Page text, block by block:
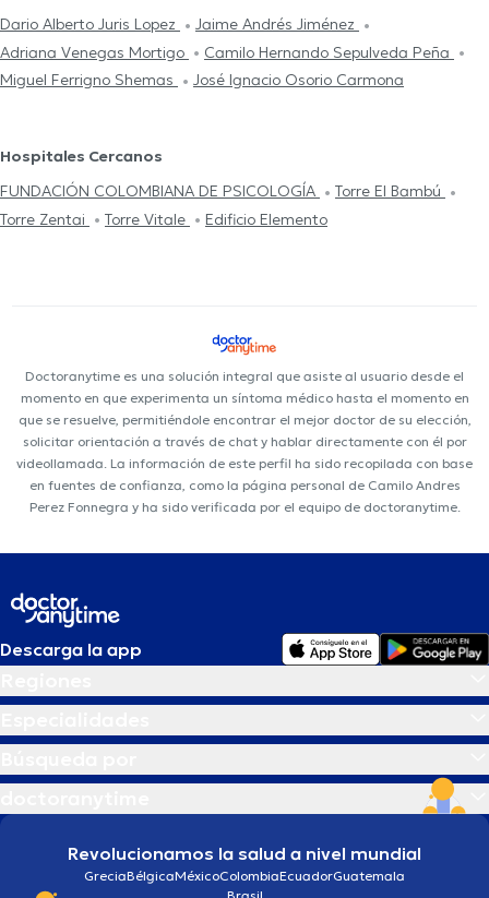
Dario Alberto Juris Lopez
Jaime Andrés Jiménez
Adriana Venegas Mortigo
Camilo Hernando Sepulveda Peña
Miguel Ferrigno Shemas
José Ignacio Osorio Carmona
Hospitales Cercanos
FUNDACIÓN COLOMBIANA DE PSICOLOGÍA
Torre El Bambú
Torre Zentai
Torre Vitale Edificio Elemento
Doctoranytime es una solución integral que asiste al usuario desde el
momento en que experimenta un síntoma médico hasta el momento en
que se resuelve, permitiéndole encontrar el mejor doctor de su elección,
solicitar orientación a través de chat y hablar directamente con él por
videollamada. La información de este perfil ha sido recopilada con base
en fuentes de confianza, como la página personal de Camilo Andres
Perez Fonnegra y ha sido verificada por el equipo de doctoranytime.
Descarga la app
Revolucionamos la salud a nivel mundial
GreciaBélgicaMéxicoColombiaEcuadorGuatemala